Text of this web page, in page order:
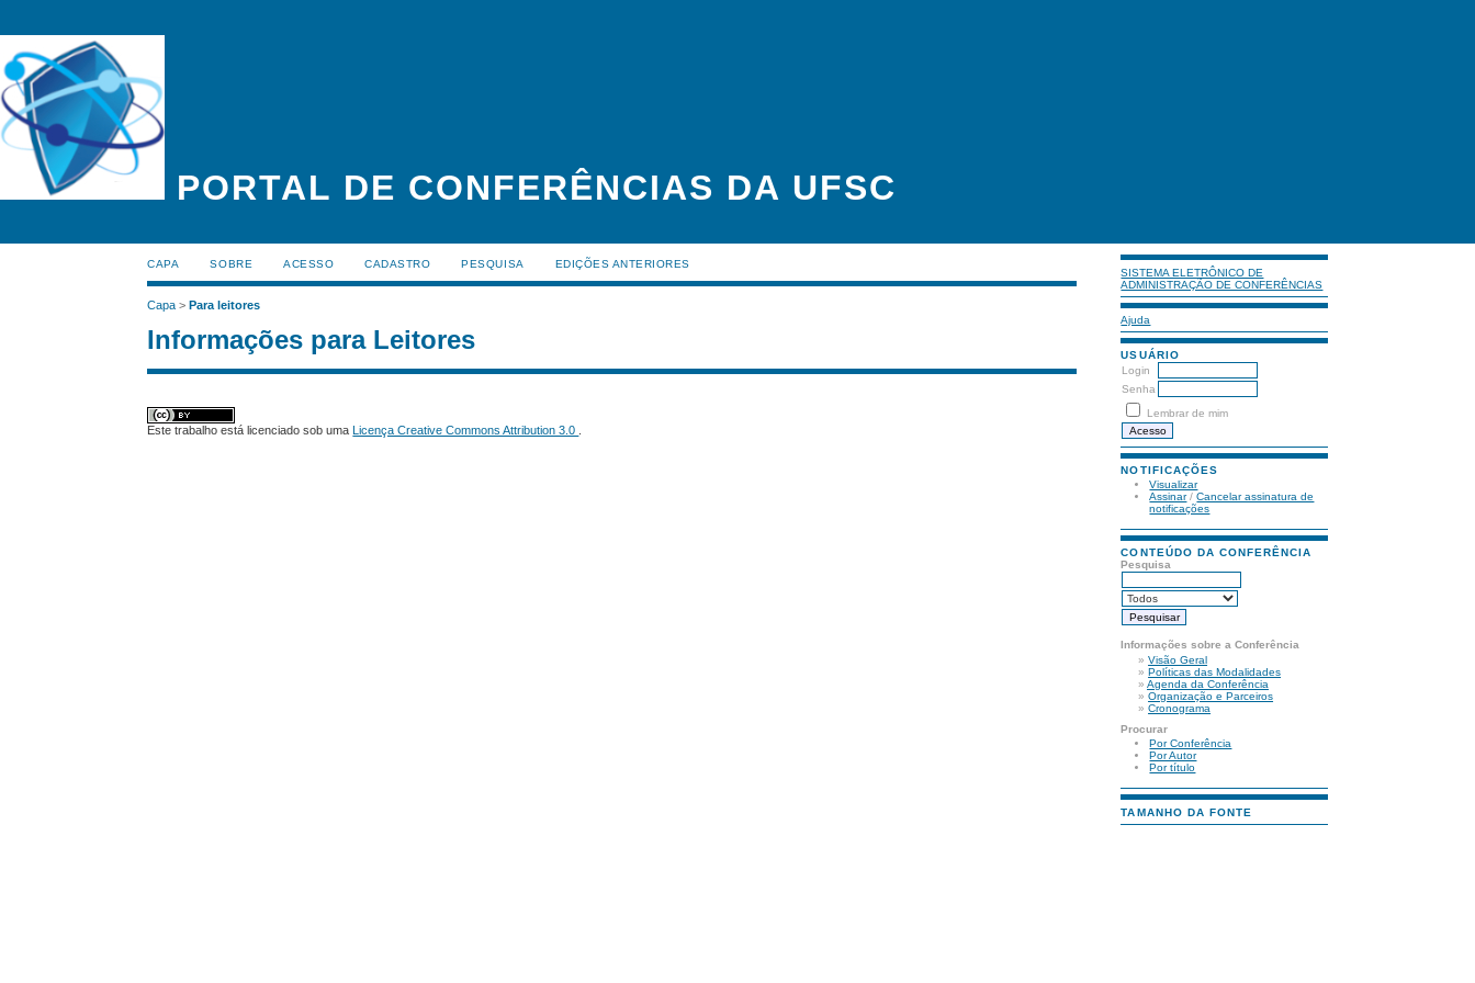
PORTAL DE CONFERÊNCIAS DA UFSC
SISTEMA ELETRÔNICO DE
ADMINISTRAÇÃO DE CONFERÊNCIAS
Ajuda
USUÁRIO
Login
Senha
Lembrar de mim
NOTIFICAÇÕES
Visualizar
Assinar/Cancelar assinatura de
notificações
CONTEÚDO DA CONFERÊNCIA
Pesquisa
Informações sobre a Conferência
»Visão Geral
»Políticas das Modalidades
»Agenda da Conferência
»Organização e Parceiros
»Cronograma
Procurar
Por Conferência
Por Autor
Por título
TAMANHO DA FONTE
CAPA SOBRE ACESSO CADASTRO PESQUISA EDIÇÕES ANTERIORES
Capa >Para leitores
Informações para Leitores
Este trabalho está licenciado sob umaLicença Creative Commons Attribution 3.0